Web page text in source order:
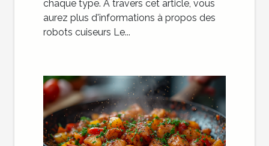
chaque type. À travers cet article, vous
aurez plus d'informations à propos des
robots cuiseurs Le...